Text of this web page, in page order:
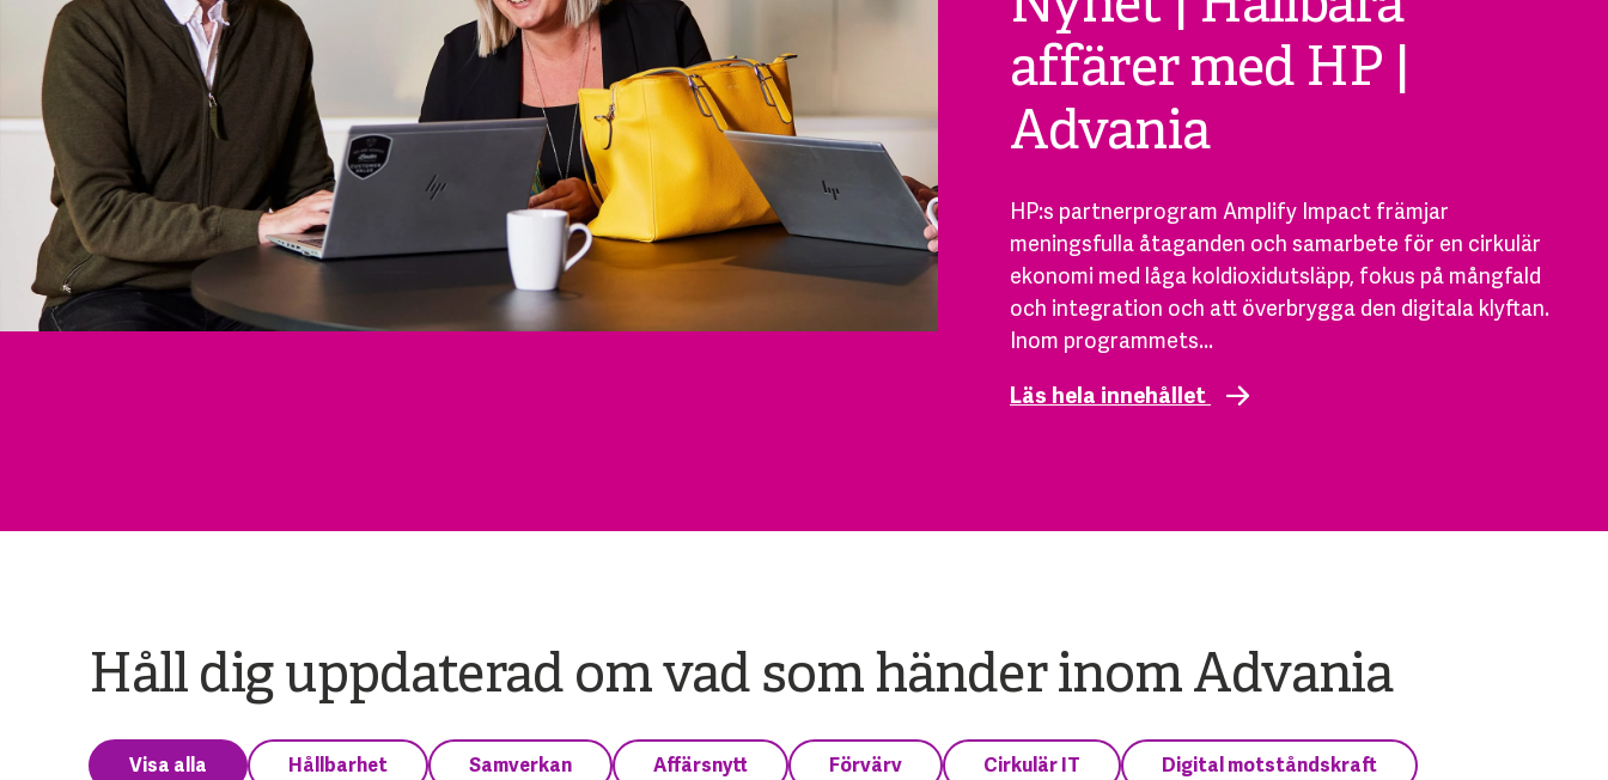
affärer med HP |
Advania
HP:s partnerprogram Amplify Impact främjar
meningsfulla åtaganden och samarbete för en cirkulär
ekonomi med låga koldioxidutsläpp, fokus på mångfald
och integration och att överbrygga den digitala klyftan.
Inom programmets...
Läs hela innehållet
Håll dig uppdaterad om vad som händer inom Advania
Visa alla Hållbarhet Samverkan Affärsnytt Förvärv Cirkulär IT Digital motståndskraft